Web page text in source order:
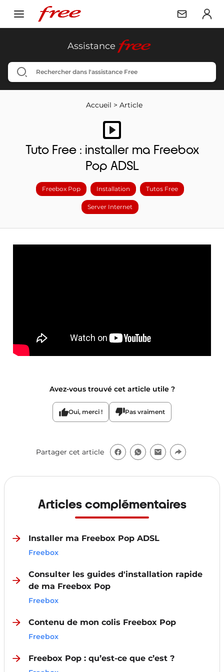
Assistance free
Accueil > Article
Tuto Free : installer ma Freebox
Pop ADSL
Freebox Pop Installation Tutos Free
Server Internet
Avez-vous trouvé cet article utile ?
Oui, merci ! Pas vraiment
Partager cet article
Articles complémentaires
Installer ma Freebox Pop ADSL
Freebox
Consulter les guides d'installation rapide
de ma Freebox Pop
Freebox
Contenu de mon colis Freebox Pop
Freebox
Freebox Pop : qu’est-ce que c’est ?